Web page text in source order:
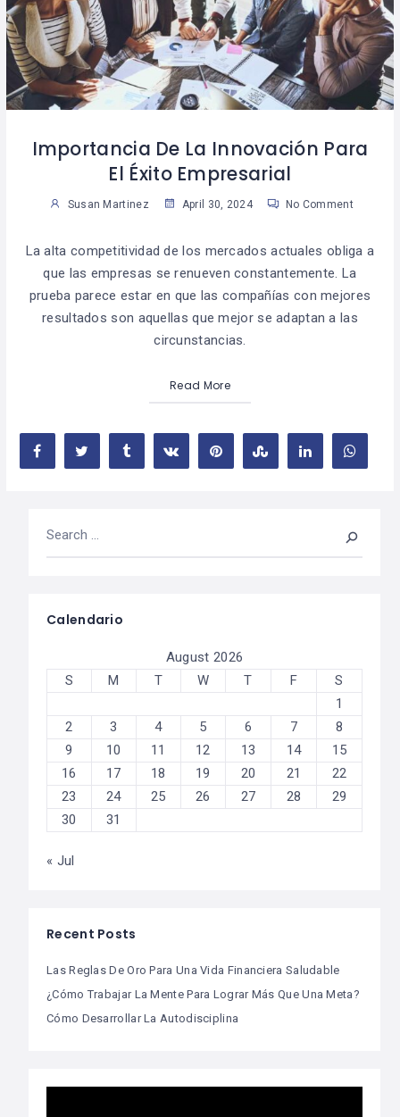
Importancia De La Innovación Para
El Éxito Empresarial
Susan Martinez April 30, 2024 No Comment
La alta competitividad de los mercados actuales obliga a
que las empresas se renueven constantemente. La
prueba parece estar en que las compañías con mejores
resultados son aquellas que mejor se adaptan a las
circunstancias.
Read More
Calendario
August 2026
S
M T W T F
S
1
2
3 4 5 6 7
8
9
10 11 12 13 14
15
16
17 18 19 20 21
22
23
24 25 26 27 28
29
30
31
« Jul
Recent Posts
Las Reglas De Oro Para Una Vida Financiera Saludable
¿Cómo Trabajar La Mente Para Lograr Más Que Una Meta?
Cómo Desarrollar La Autodisciplina